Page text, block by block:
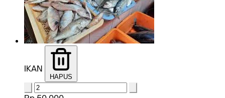
IKAN
HAPUS